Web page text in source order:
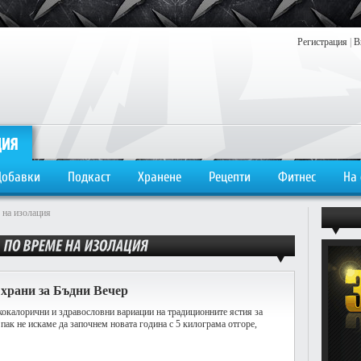
Регистрация
Подкаст Хранене Рецепти Фитнес На
изолация
за Бъдни Вечер
и здравословни вариации на традиционните ястия за
не искаме да започнем новата година с 5 килограма отгоре,